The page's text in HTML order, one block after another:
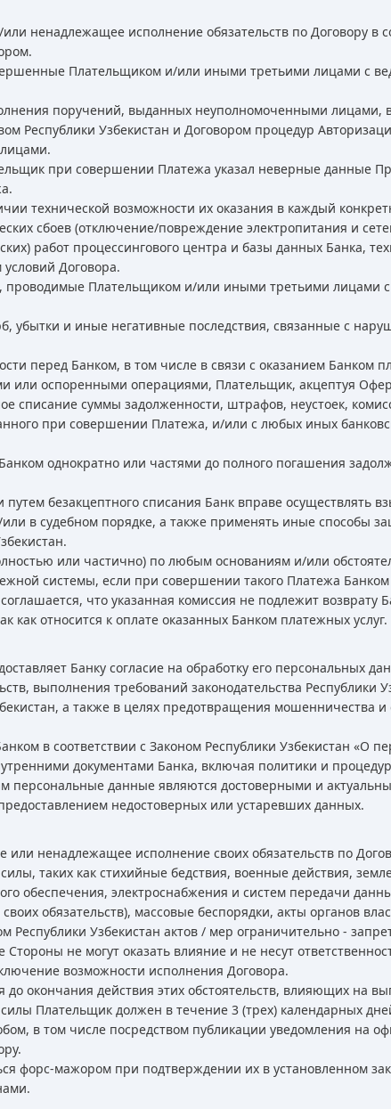
ненадлежащее исполнение обязательств по Договору в
Плательщиком и/или иными третьими лицами с
поручений, выданных неуполномоченными лицами, в
Республики Узбекистан и Договором процедур
при совершении Платежа указал неверные данные
технической возможности их оказания в каждый
сбоев (отключение/повреждение электропитания и
работ процессингового центра и базы данных Банка,
Договора.
проводимые Плательщиком и/или иными третьими лицами
убытки и иные негативные последствия, связанные с
перед Банком, в том числе в связи с оказанием Банком
оспоренными операциями, Плательщик, акцептуя
списание суммы задолженности, штрафов, неустоек,
при совершении Платежа, и/или с любых иных
однократно или частями до полного погашения
безакцептного списания Банк вправе осуществлять
в судебном порядке, а также применять иные способы
или частично) по любым основаниям и/или
системы, если при совершении такого Платежа
что указанная комиссия не подлежит возврату
относится к оплате оказанных Банком платежных услуг.
Банку согласие на обработку его персональных
выполнения требований законодательства Республики
а также в целях предотвращения мошенничества и
в соответствии с Законом Республики Узбекистан «О
документами Банка, включая политики и
персональные данные являются достоверными и
недостоверных или устаревших данных.
или ненадлежащее исполнение своих обязательств по
таких как стихийные бедствия, военные действия,
обеспечения, электроснабжения и систем передачи
обязательств), массовые беспорядки, акты органов
Узбекистан актов / мер ограничительно -
не могут оказать влияние и не несут
возможности исполнения Договора.
окончания действия этих обстоятельств, влияющих на
Плательщик должен в течение 3 (трех) календарных
в том числе посредством публикации уведомления на
форс-мажором при подтверждении их в установленном